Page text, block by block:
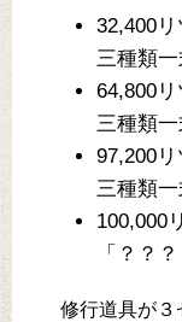
32,400リ
三種類
64,800リ
三種類
97,200リ
三種類
100,000
「？？
修行道具が３